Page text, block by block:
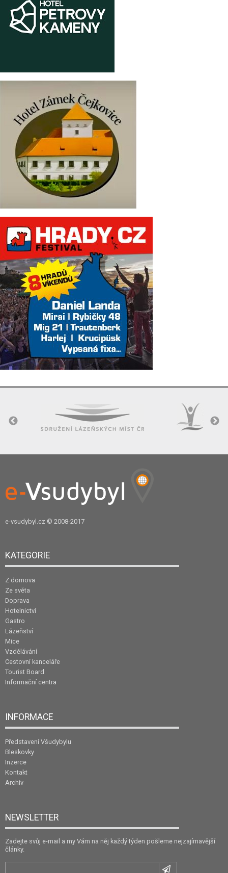
e-vsudybyl.cz © 2008-2017
KATEGORIE
Z domova
Ze světa
Doprava
Hotelnictví
Gastro
Lázeňství
Mice
Vzdělávání
Cestovní kanceláře
Tourist Board
Informační centra
INFORMACE
Představení Všudybylu
Bleskovky
Inzerce
Kontakt
Archiv
NEWSLETTER
Zadejte svůj e-mail a my Vám na něj každý týden pošleme nejzajímavější
články.